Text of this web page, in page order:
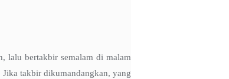
lalu bertakbir semalam di malam
takbir dikumandangkan, yang